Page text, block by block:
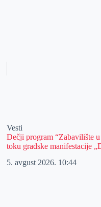
Vesti
Dečji program “Zabavilište
toku gradske manifestacije
5. avgust 2026. 10:44